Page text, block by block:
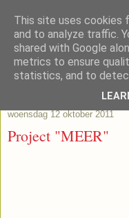
Lub's Blog
woensdag 12 oktober 2011
Project "MEER"
This site uses cookies
and to analyze traffic.
shared with Google
metrics to ensure
statistics, and to